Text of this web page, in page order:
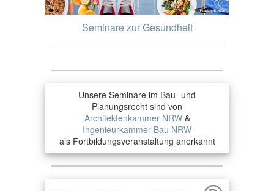
Seminare zur Gesundheit
Unsere Seminare im Bau- und
Planungsrecht sind von
Architektenkammer NRW&
Ingenieurkammer-Bau NRW
als Fortbildungsveranstaltung anerkannt